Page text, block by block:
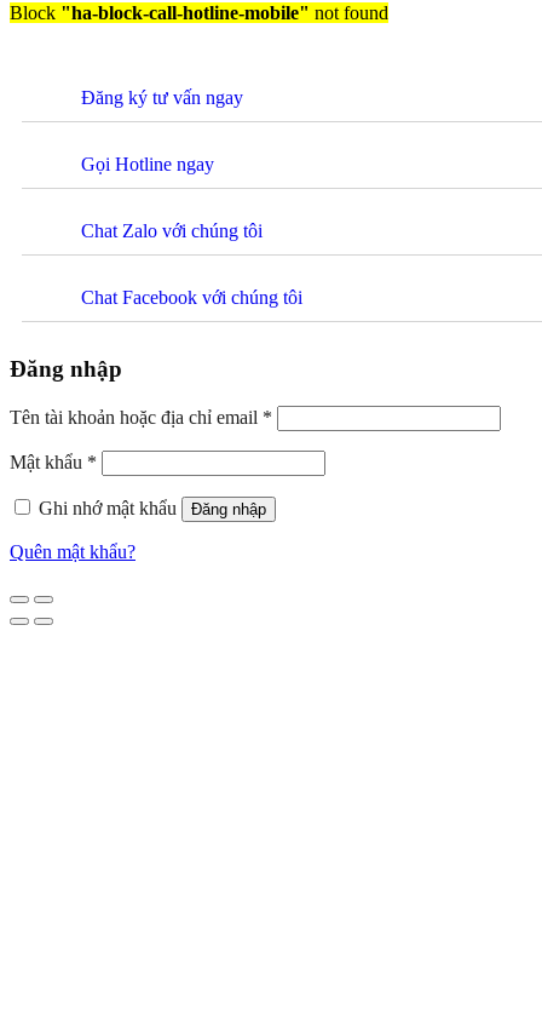
Block "ha-block-call-hotline-mobile" not found
Đăng ký tư vấn ngay
Gọi Hotline ngay
Chat Zalo với chúng tôi
Chat Facebook với chúng tôi
Đăng nhập
Tên tài khoản hoặc địa chỉ email *
Mật khẩu *
Ghi nhớ mật khẩu Đăng nhập
Quên mật khẩu?